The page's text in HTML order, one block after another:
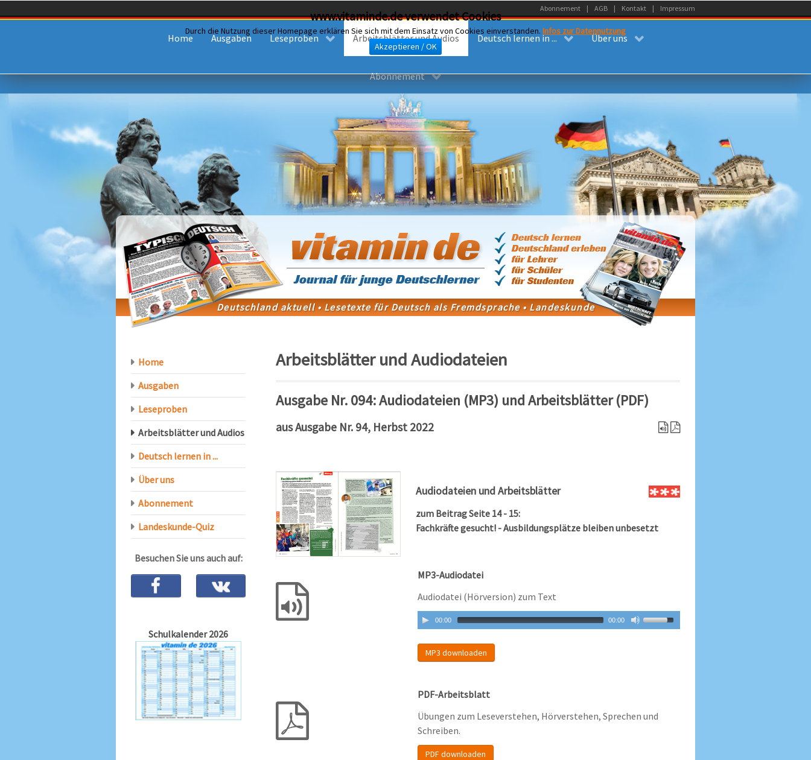
Abonnement AGB Kontakt Impressum
Home Ausgaben Leseproben Arbeitsblätter und Audios Deutsch lernen in ... Über uns
Abonnement
Home
Ausgaben
Leseproben
Arbeitsblätter und Audios
Deutsch lernen in ...
Über uns
Abonnement
Landeskunde-Quiz
Besuchen Sie uns auch auf:
Schulkalender 2026
Arbeitsblätter und Audiodateien
Ausgabe Nr. 094: Audiodateien (MP3) und Arbeitsblätter (PDF)
aus Ausgabe Nr. 94, Herbst 2022
Audiodateien und Arbeitsblätter
zum Beitrag Seite 14 - 15:
Fachkräfte gesucht! - Ausbildungsplätze bleiben unbesetzt
MP3-Audiodatei
Audiodatei (Hörversion) zum Text
00:00 00:00
MP3 downloaden
PDF-Arbeitsblatt
Übungen zum Leseverstehen, Hörverstehen, Sprechen und
Schreiben.
PDF downloaden
www.vitaminde.de verwendet Cookies
Durch die Nutzung dieser Homepage erklären Sie sich mit dem Einsatz von Cookies einverstanden. Infos zur Datennutzung
Akzeptieren / OK